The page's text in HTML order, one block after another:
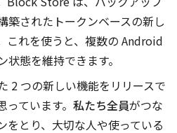
築されたトークンベースの新し
これを使うと、複数の Android
態を維持できます。
2 つの新しい機能をリリースで
ています。 私たち全員がつな
をとり、大切な人や使っている